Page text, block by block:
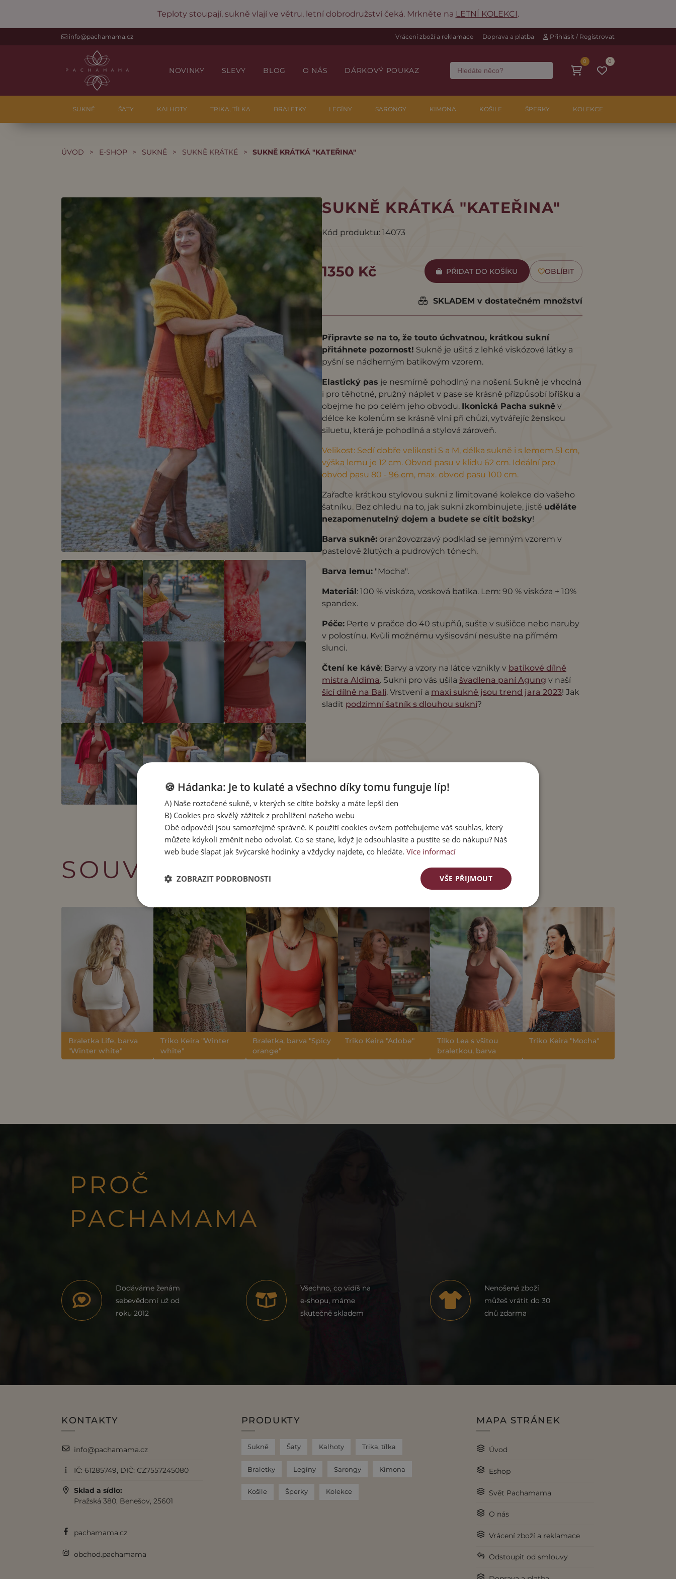
Teploty stoupají, sukně vlají ve větru, letní dobrodružství čeká. Mrkněte na LETNÍ KOLEKCI.
info@pachamama.cz Přihlásit / Registrovat
Vrácení zboží a reklamace Doprava a platba
NOVINKY SLEVY BLOG O NÁS DÁRKOVÝ POUKAZ
0
0
SUKNĚ ŠATY KALHOTY TRIKA, TÍLKA BRALETKY LEGÍNY SARONGY KIMONA KOŠILE ŠPERKY KOLEKCE
ÚVOD > E-SHOP > SUKNĚ > SUKNĚ KRÁTKÉ > SUKNĚ KRÁTKÁ "KATEŘINA"
SUKNĚ KRÁTKÁ "KATEŘINA"
Kód produktu: 14073
1350 Kč PŘIDAT DO KOŠÍKU OBLÍBIT
SKLADEM v dostatečném množství
Připravte se na to, že touto úchvatnou, krátkou sukní
přitáhnete pozornost! Sukně je ušitá z lehké viskózové látky a
pyšní se nádherným batikovým vzorem.
Elastický pas je nesmírně pohodlný na nošení. Sukně je vhodná
i pro těhotné, pružný náplet v pase se krásně přizpůsobí bříšku a
obejme ho po celém jeho obvodu. Ikonická Pacha sukně v
délce ke kolenům se krásně vlní při chůzi, vytvářejíc ženskou
siluetu, která je pohodlná a stylová zároveň.
Velikost: Sedí dobře velikosti S a M, délka sukně i s lemem 51 cm,
výška lemu je 12 cm. Obvod pasu v klidu 62 cm. Ideální pro
obvod pasu 80 - 96 cm, max. obvod pasu 100 cm.
Zařaďte krátkou stylovou sukni z limitované kolekce do vašeho
šatníku. Bez ohledu na to, jak sukni zkombinujete, jistě uděláte
nezapomenutelný dojem a budete se cítit božsky!
Barva sukně: oranžovozrzavý podklad se jemným vzorem v
pastelově žlutých a pudrových tónech.
Barva lemu: "Mocha".
Materiál : 100 % viskóza, vosková batika. Lem: 90 % viskóza + 10%
spandex.
Péče: Perte v pračce do 40 stupňů, sušte v sušičce nebo naruby
v polostínu. Kvůli možnému vyšisování nesušte na přímém
slunci.
Čtení ke kávě: Barvy a vzory na látce vznikly v batikové dílně
mistra Aldima. Sukni pro vás ušila švadlena paní Agung v naší
šicí dílně na Bali. Vrstvení a maxi sukně jsou trend jara 2023! Jak
sladit podzimní šatník s dlouhou sukní?
SOUVISEJÍCÍ PRODUKTY
Braletka Life, barva
"Winter white"
Triko Keira "Winter
white"
Braletka, barva "Spicy
orange"
Triko Keira "Adobe"
Tílko Lea s všitou
braletkou, barva
MOCHA
Triko Keira "Mocha"
PROČ
PACHAMAMA
Dodáváme ženám
sebevědomí už od
roku 2012
Všechno, co vidíš na
e-shopu, máme
skutečně skladem
Nenošené zboží
můžeš vrátit do 30
dnů zdarma
KONTAKTY
info@pachamama.cz
IČ: 61285749, DIČ: CZ7557245080
Sklad a sídlo:
Pražská 380, Benešov, 25601
pachamama.cz
obchod.pachamama
PRODUKTY
Sukně Šaty Kalhoty Trika, tílka
Braletky Legíny Sarongy Kimona
Košile Šperky Kolekce
MAPA STRÁNEK
Úvod
Eshop
Svět Pachamama
O nás
Vrácení zboží a reklamace
Odstoupit od smlouvy
🍪 Hádanka: Je to kulaté a všechno díky tomu funguje líp!
A) Naše roztočené sukně, v kterých se cítíte božsky a máte lepší den
B) Cookies pro skvělý zážitek z prohlížení našeho webu
Obě odpovědi jsou samozřejmě správně. K použití cookies ovšem potřebujeme váš souhlas, který
můžete kdykoli změnit nebo odvolat. Co se stane, když je odsouhlasíte a pustíte se do nákupu? Náš
web bude šlapat jak švýcarské hodinky a vždycky najdete, co hledáte. Více informací
VŠE PŘIJMOUT
ZOBRAZIT PODROBNOSTI